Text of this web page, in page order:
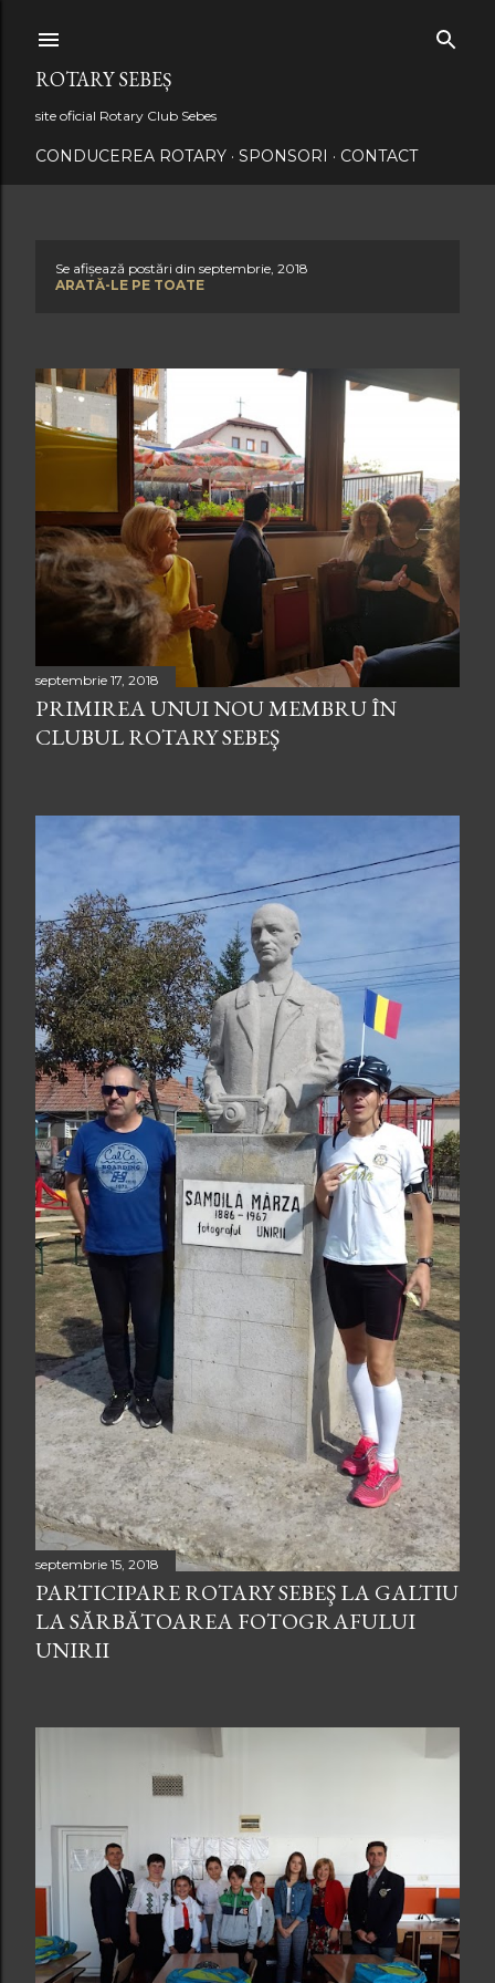
ROTARY SEBEȘ
site oficial Rotary Club Sebes
CONDUCEREA ROTARY SPONSORI CONTACT
s
t
ă
r
i
Se afișează postări din septembrie, 2018
ARATĂ-LE PE TOATE
septembrie 17, 2018
PRIMIREA UNUI NOU MEMBRU ÎN
CLUBUL ROTARY SEBEŞ
septembrie 15, 2018
PARTICIPARE ROTARY SEBEŞ LA GALTIU
LA SĂRBĂTOAREA FOTOGRAFULUI
UNIRII